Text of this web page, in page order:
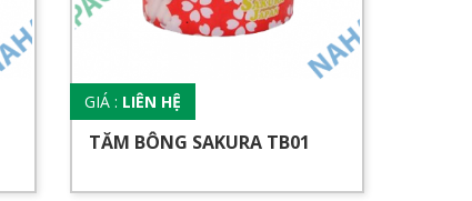
GIÁ : LIÊN HỆ
TĂM BÔNG SAKURA TB01